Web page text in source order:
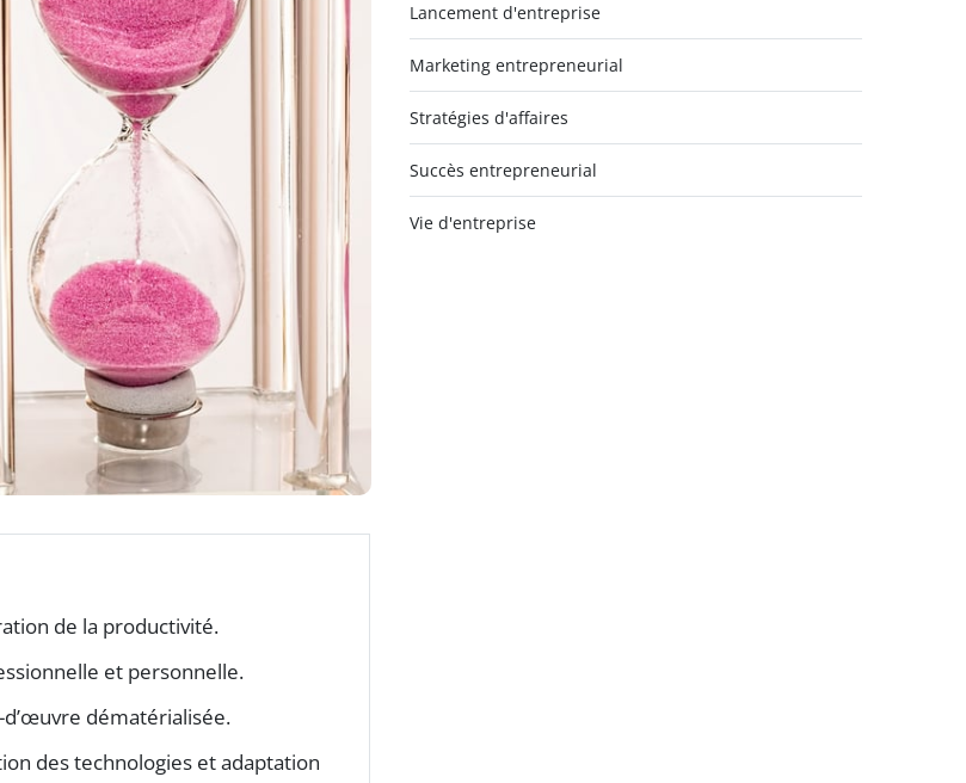
de la productivité.
et personnelle.
dématérialisée.
des technologies et adaptation
Lancement d'entreprise
Marketing entrepreneurial
Stratégies d'affaires
Succès entrepreneurial
Vie d'entreprise